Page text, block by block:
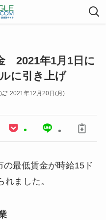
2021年1月1日に
に引き上げ
2021年12月20日(月)
最低賃金が時給15ド
ました。